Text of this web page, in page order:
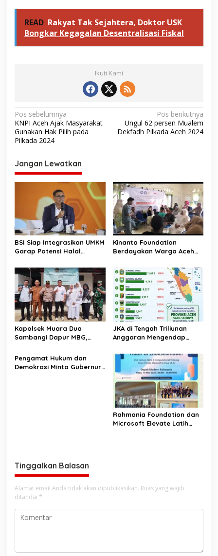
READ Rakyat Tak Sejahtera, Doktor USK
Bongkar Kegagalan Desentralisasi Fiskal
Ikuti Kami
N
a
v
i
g
a
p
o
s
Pos sebelumnya
KNPI Aceh Ajak Masyarakat
Gunakan Hak Pilih pada
Pilkada 2024
Pos berikutnya
Ungul 62 persen Mualem
Dekfadh Pilkada Aceh 2024
Jangan Lewatkan
BSI Siap Integrasikan UMKM
Garap Potensi Halal
Kinanta Foundation
Berdayakan Warga Aceh
Psikososial
Kapolsek Muara Dua
Sambangi Dapur MBG,
Bergizi Gratis Berjalan
Sesuai SOP
JKA di Tengah Triliunan
Anggaran Mengendap
dan kualitas belanja publik
pemerintah Aceh
‎Pengamat Hukum dan
Demokrasi Minta Gubernur
Rahmania Foundation dan
Microsoft Elevate Latih
Tinggalkan Balasan
Alamat email Anda tidak akan dipublikasikan. Ruas yang wajib
ditandai *